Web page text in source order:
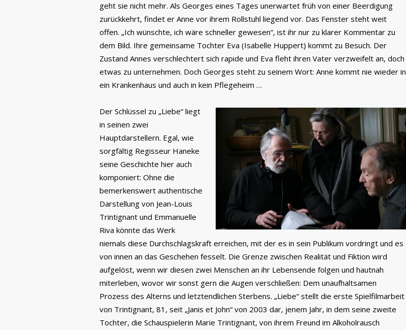
geht sie nicht mehr. Als Georges eines Tages unerwartet früh von einer Beerdigung
zurückkehrt, findet er Anne vor ihrem Rollstuhl liegend vor. Das Fenster steht weit
offen. „Ich wünschte, ich wäre schneller gewesen“, ist ihr nur zu klarer Kommentar zu
dem Bild. Ihre gemeinsame Tochter Eva (Isabelle Huppert) kommt zu Besuch. Der
Zustand Annes verschlechtert sich rapide und Eva fleht ihren Vater verzweifelt an, doch
etwas zu unternehmen. Doch Georges steht zu seinem Wort: Anne kommt nie wieder in
ein Krankenhaus und auch in kein Pflegeheim …
Der Schlüssel zu „Liebe“ liegt
in seinen zwei
Hauptdarstellern. Egal, wie
sorgfältig Regisseur Haneke
seine Geschichte hier auch
komponiert: Ohne die
bemerkenswert authentische
Darstellung von Jean-Louis
Trintignant und Emmanuelle
Riva könnte das Werk
niemals diese Durchschlagskraft erreichen, mit der es in sein Publikum vordringt und es
von innen an das Geschehen fesselt. Die Grenze zwischen Realität und Fiktion wird
aufgelöst, wenn wir diesen zwei Menschen an ihr Lebensende folgen und hautnah
miterleben, wovor wir sonst gern die Augen verschließen: Dem unaufhaltsamen
Prozess des Alterns und letztendlichen Sterbens. „Liebe“ stellt die erste Spielfilmarbeit
von Trintignant, 81, seit „Janis et John“ von 2003 dar, jenem Jahr, in dem seine zweite
Tochter, die Schauspielerin Marie Trintignant, von ihrem Freund im Alkoholrausch